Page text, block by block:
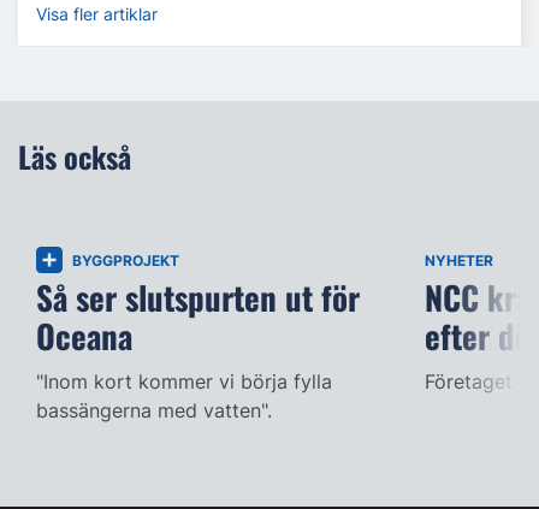
Visa fler artiklar
Läs också
BYGGPROJEKT
Så ser slutspurten ut för
Oceana
"Inom kort kommer vi börja fylla
bassängerna med vatten".
NYHETER
NCC
efter
Företaget